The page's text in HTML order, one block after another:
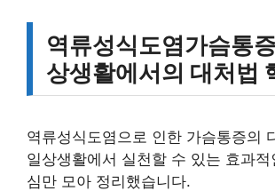
역류성식도염가슴통
상생활에서의 대처법
역류성식도염으로 인한 가슴통증의
일상생활에서 실천할 수 있는 효과적
심만 모아 정리했습니다.